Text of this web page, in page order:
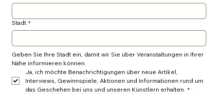
Stadt *
Geben Sie Ihre Stadt ein, damit wir Sie über Veranstaltungen in Ihrer
Nähe informieren können.
Ja, ich möchte Benachrichtigungen über neue Artikel,
Interviews, Gewinnspiele, Aktionen und Informationen rund um
das Geschehen bei uns und unseren Künstlern erhalten. *